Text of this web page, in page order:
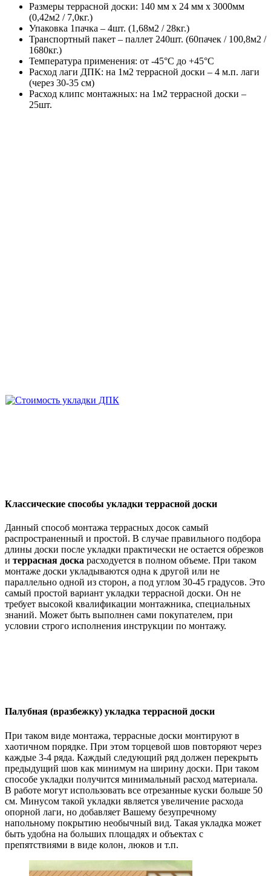
Размеры террасной доски: 140 мм х 24 мм х 3000мм
(0,42м2 / 7,0кг.)
Упаковка 1пачка – 4шт. (1,68м2 / 28кг.)
Транспортный пакет – паллет 240шт. (60пачек / 100,8м2 /
1680кг.)
Температура применения: от -45°С до +45°С
Расход лаги ДПК: на 1м2 террасной доски – 4 м.п. лаги
(через 30-35 см)
Расход клипс монтажных: на 1м2 террасной доски –
25шт.
Классические способы укладки террасной доски
Данный способ монтажа террасных досок самый
распространенный и простой. В случае правильного подбора
длины доски после укладки практически не остается обрезков
и террасная доска расходуется в полном объеме. При таком
монтаже доски укладываются одна к другой или не
параллельно одной из сторон, а под углом 30-45 градусов. Это
самый простой вариант укладки террасной доски. Он не
требует высокой квалификации монтажника, специальных
знаний. Может быть выполнен сами покупателем, при
условии строго исполнения инструкции по монтажу.
Палубная (вразбежку) укладка террасной доски
При таком виде монтажа, террасные доски монтируют в
хаотичном порядке. При этом торцевой шов повторяют через
каждые 3-4 ряда. Каждый следующий ряд должен перекрыть
предыдущий шов как минимум на ширину доски. При таком
способе укладки получится минимальный расход материала.
В работе могут использовать все отрезанные куски больше 50
см. Минусом такой укладки является увеличение расхода
опорной лаги, но добавляет Вашему безупречному
напольному покрытию необычный вид. Такая укладка может
быть удобна на больших площадях и объектах с
препятствиями в виде колон, люков и т.п.